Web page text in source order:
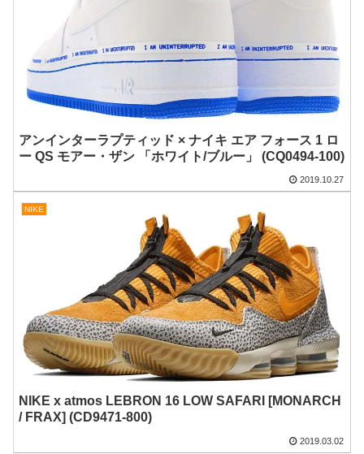
アンインターラプティッド × ナイキ エア フォース 1 ロ
ー QS モアー・ザン 「ホワイト/ブルー」 (CQ0494-100)
2019.10.27
NIKE
NIKE x atmos LEBRON 16 LOW SAFARI [MONARCH
/ FRAX] (CD9471-800)
2019.03.02